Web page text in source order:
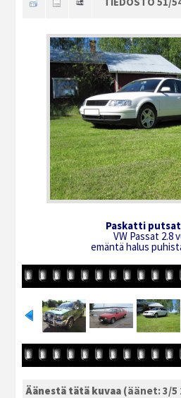
Paskatti
VW Passat 2.8
emäntä halus
Äänestä tätä kuvaa (äänet: 3/5